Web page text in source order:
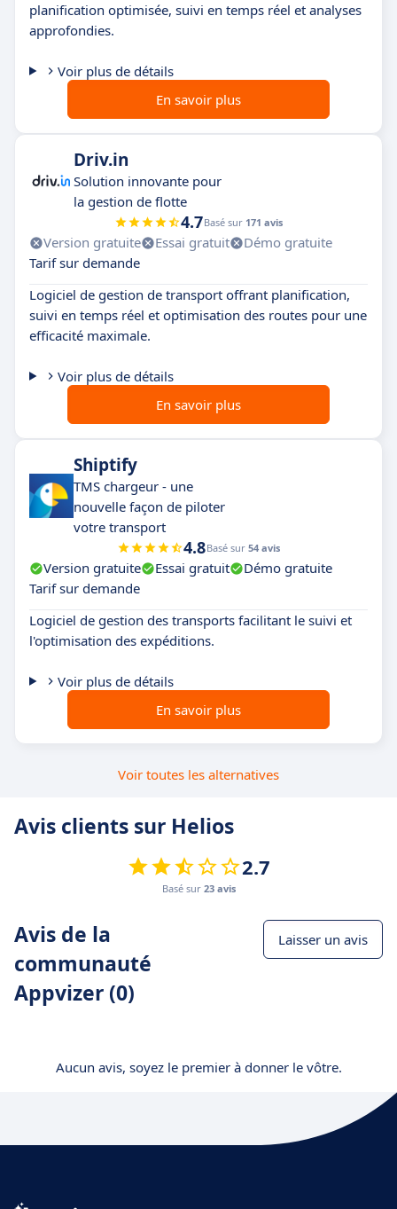
planification optimisée, suivi en temps réel et analyses
approfondies.
Voir plus de détails
En savoir plus
Driv.in
Solution innovante pour
la gestion de flotte
4.7Basé sur 171 avis
Version gratuite Essai gratuit
Démo gratuite
Tarif sur demande
Logiciel de gestion de transport offrant planification,
suivi en temps réel et optimisation des routes pour une
efficacité maximale.
Voir plus de détails
En savoir plus
Shiptify
TMS chargeur - une
nouvelle façon de piloter
votre transport
4.8Basé sur 54 avis
Version gratuite Essai gratuit
Démo gratuite
Tarif sur demande
Logiciel de gestion des transports facilitant le suivi et
l'optimisation des expéditions.
Voir plus de détails
En savoir plus
Voir toutes les alternatives
Avis clients sur Helios
2.7
Basé sur 23 avis
Avis de la
communauté
Appvizer (0)
Laisser un avis
Aucun avis, soyez le premier à donner le vôtre.